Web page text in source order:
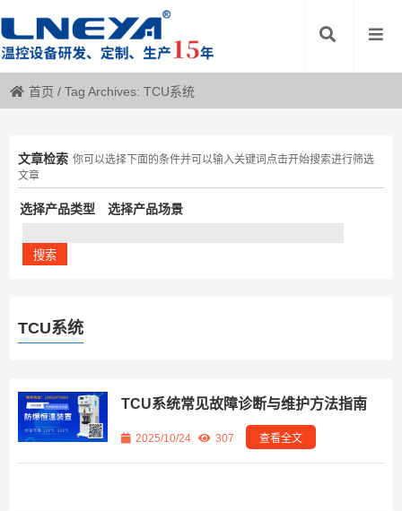
首页 /Tag Archives: TCU系统
文章检索 你可以选择下面的条件并可以输入关键词点击开始搜索进行筛选
文章
选择产品类型 选择产品场景
TCU系统
TCU系统常见故障诊断与维护方法指南
2025/10/24 307 查看全文